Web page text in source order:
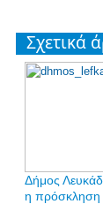
Σχετικά
Δήμος
η πρόσκληση